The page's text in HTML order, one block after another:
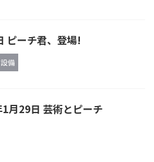
ピーチ君、登場!
設備
月29日 芸術とピーチ